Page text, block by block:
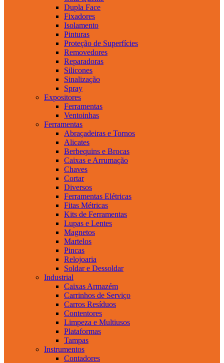
Dupla Face
Fixadores
Isolamento
Pinturas
Proteção de Superfícies
Removedores
Reparadoras
Silicones
Sinalização
Spray
Expositores
Ferramentas
Ventoinhas
Ferramentas
Abraçadeiras e Tornos
Alicates
Berbequins e Brocas
Caixas e Arrumação
Chaves
Cortar
Diversos
Ferramentas Elétricas
Fitas Métricas
Kits de Ferramentas
Lupas e Lentes
Magnetos
Martelos
Pincas
Relojoaria
Soldar e Dessoldar
Industrial
Caixas Armazém
Carrinhos de Serviço
Carros Resíduos
Contentores
Limpeza e Multiusos
Plataformas
Tampas
Instrumentos
Contadores